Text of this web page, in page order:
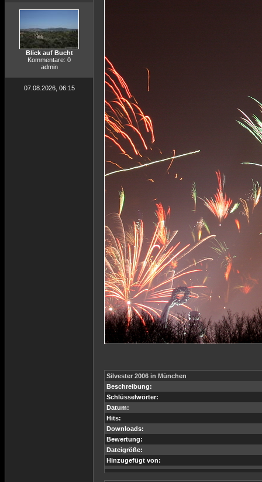
Blick auf Bucht
Kommentare: 0
admin
07.08.2026, 06:15
Silvester 2006 in München
Beschreibung:
Schlüsselwörter:
Datum:
Hits:
Downloads:
Bewertung:
Dateigröße:
Hinzugefügt von: